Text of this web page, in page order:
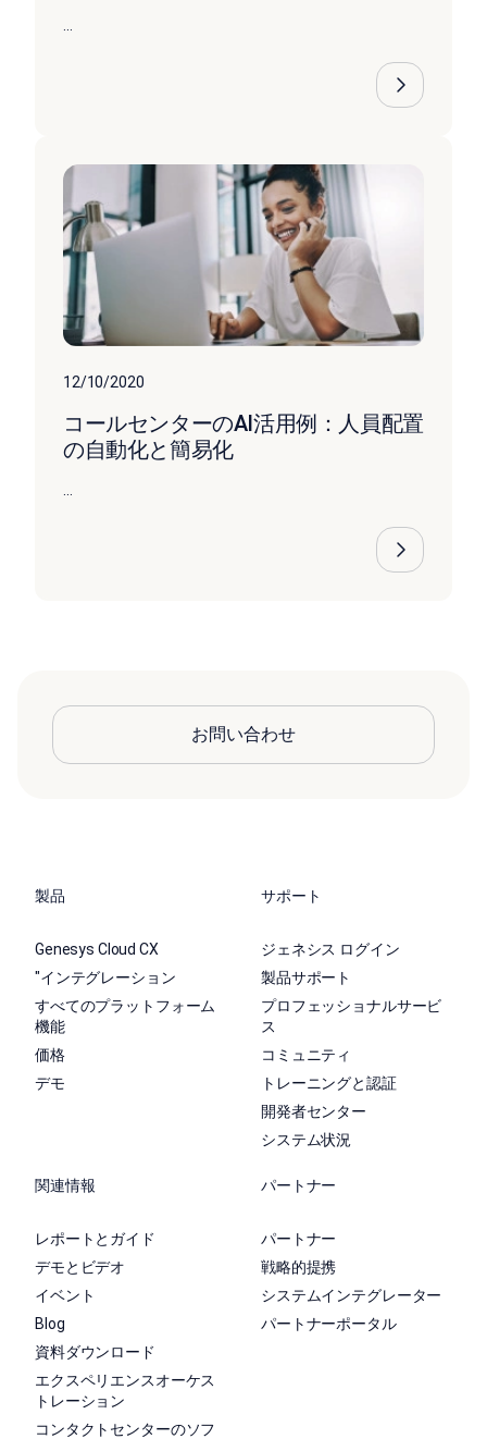
...
12/10/2020
コールセンターのAI活用例：人員配置
の自動化と簡易化
お問い合わせ
製品
Genesys Cloud CX
"インテグレーション
すべてのプラットフォーム
機能
価格
デモ
サポート
ジェネシス ログイン
製品サポート
プロフェッショナルサービ
ス
コミュニティ
トレーニングと認証
開発者センター
システム状況
関連情報
レポートとガイド
デモとビデオ
イベント
Blog
資料ダウンロード
エクスペリエンスオーケス
トレーション
コンタクトセンターのソフ
パートナー
パートナー
戦略的提携
システムインテグレーター
パートナーポータル